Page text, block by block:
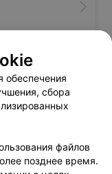
Здесь
ксерокопия,
обеспечения
сбора
файлов
позднее время.